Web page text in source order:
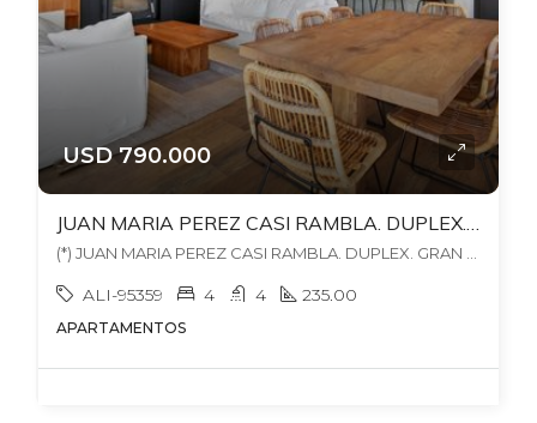
USD 790.000
ALI-95359 4 4 235.00
APARTAMENTOS